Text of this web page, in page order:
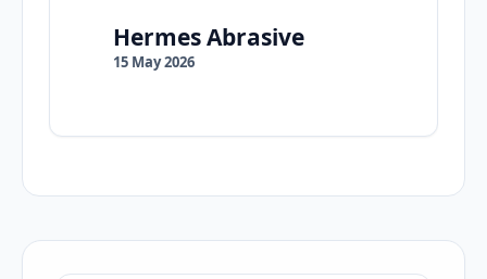
Hermes Abrasive
15 May 2026